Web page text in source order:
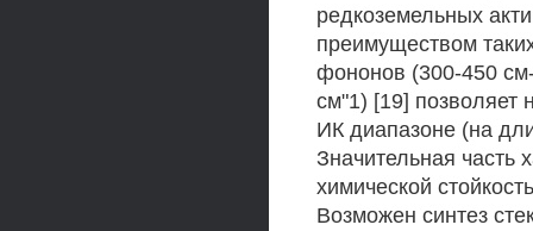
редкоземельных
преимуществом
фононов (300-450
см"1) [19] позволяет
ИК диапазоне (на
Значительная часть
химической
Возможен синтез